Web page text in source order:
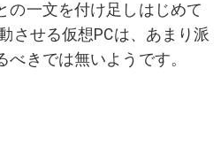
の一文を付け足しはじめて
させる仮想PCは、あまり派
きでは無いようです。